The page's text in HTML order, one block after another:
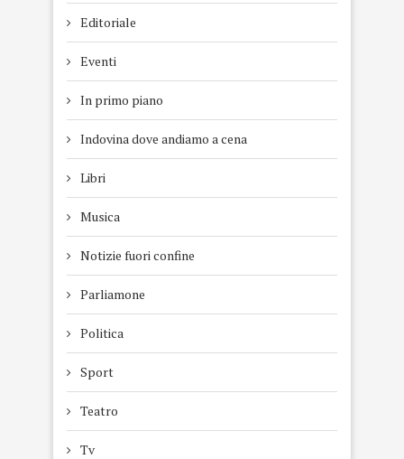
Editoriale
Eventi
In primo piano
Indovina dove andiamo a cena
Libri
Musica
Notizie fuori confine
Parliamone
Politica
Sport
Teatro
Tv